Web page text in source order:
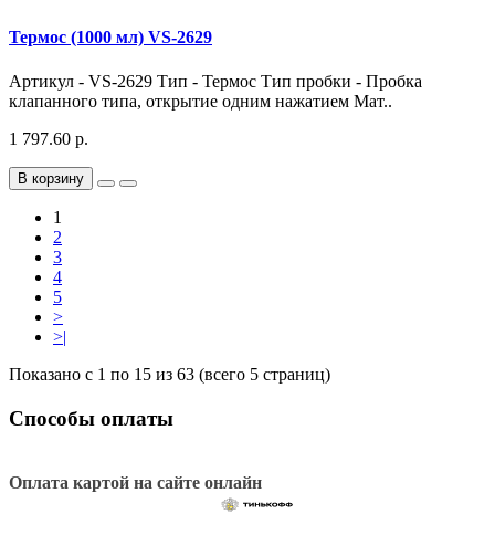
Термос (1000 мл) VS-2629
Артикул - VS-2629 Тип - Термос Тип пробки - Пробка
клапанного типа, открытие одним нажатием Мат..
1 797.60 р.
В корзину
1
2
3
4
5
>
>|
Показано с 1 по 15 из 63 (всего 5 страниц)
Способы оплаты
Оплата картой на сайте онлайн